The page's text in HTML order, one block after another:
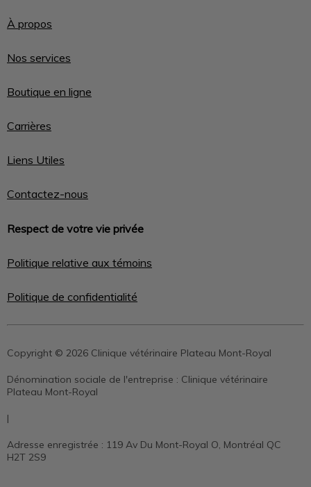
À propos
Nos services
Boutique en ligne
Carrières
Liens Utiles
Contactez-nous
Respect de votre vie privée
Politique relative aux témoins
Politique de confidentialité
Copyright © 2026 Clinique vétérinaire Plateau Mont-Royal
Dénomination sociale de l'entreprise : Clinique vétérinaire
Plateau Mont-Royal
|
Adresse enregistrée : 119 Av Du Mont-Royal O, Montréal QC
H2T 2S9